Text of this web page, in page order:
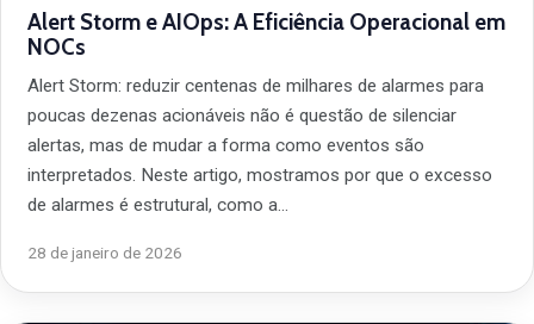
Alert Storm e AIOps: A Eficiência Operacional em
NOCs
Alert Storm: reduzir centenas de milhares de alarmes para
poucas dezenas acionáveis não é questão de silenciar
alertas, mas de mudar a forma como eventos são
interpretados. Neste artigo, mostramos por que o excesso
de alarmes é estrutural, como a…
28 de janeiro de 2026